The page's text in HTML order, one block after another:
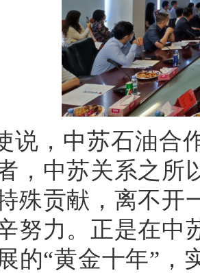
说，中苏石油合
，中苏关系之所
殊贡献，离不开
努力。正是在中
的“黄金十年”，